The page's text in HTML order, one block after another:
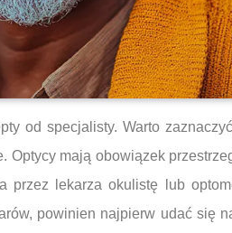
od specjalisty. Warto
mają obowiązek
lekarza okulistę lub
powinien najpierw udać się